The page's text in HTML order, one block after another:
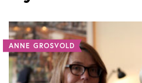
ANNE GROSVOLD